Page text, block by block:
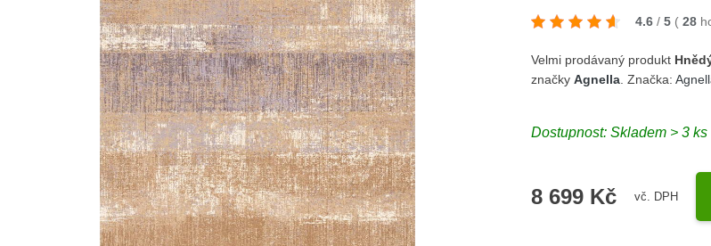
4.6 / 5 ( 28
Velmi prodávaný produkt
značkyAgnella . Značka:
Dostupnost:Skladem > 3 ks
8 699 Kč vč. DPH